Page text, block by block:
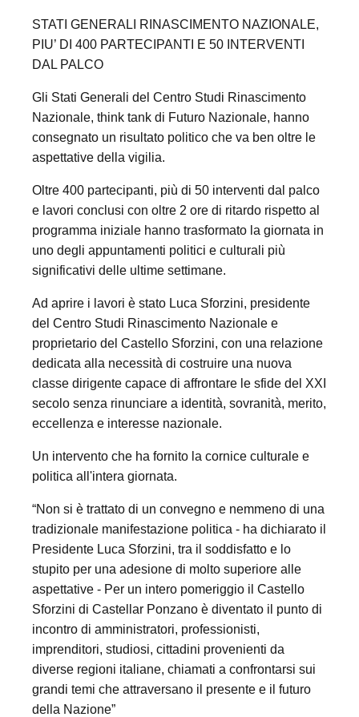
STATI GENERALI RINASCIMENTO NAZIONALE,
PIU’ DI 400 PARTECIPANTI E 50 INTERVENTI
DAL PALCO
Gli Stati Generali del Centro Studi Rinascimento
Nazionale, think tank di Futuro Nazionale, hanno
consegnato un risultato politico che va ben oltre le
aspettative della vigilia.
Oltre 400 partecipanti, più di 50 interventi dal palco
e lavori conclusi con oltre 2 ore di ritardo rispetto al
programma iniziale hanno trasformato la giornata in
uno degli appuntamenti politici e culturali più
significativi delle ultime settimane.
Ad aprire i lavori è stato Luca Sforzini, presidente
del Centro Studi Rinascimento Nazionale e
proprietario del Castello Sforzini, con una relazione
dedicata alla necessità di costruire una nuova
classe dirigente capace di affrontare le sfide del XXI
secolo senza rinunciare a identità, sovranità, merito,
eccellenza e interesse nazionale.
Un intervento che ha fornito la cornice culturale e
politica all'intera giornata.
“Non si è trattato di un convegno e nemmeno di una
tradizionale manifestazione politica - ha dichiarato il
Presidente Luca Sforzini, tra il soddisfatto e lo
stupito per una adesione di molto superiore alle
aspettative - Per un intero pomeriggio il Castello
Sforzini di Castellar Ponzano è diventato il punto di
incontro di amministratori, professionisti,
imprenditori, studiosi, cittadini provenienti da
diverse regioni italiane, chiamati a confrontarsi sui
grandi temi che attraversano il presente e il futuro
della Nazione”